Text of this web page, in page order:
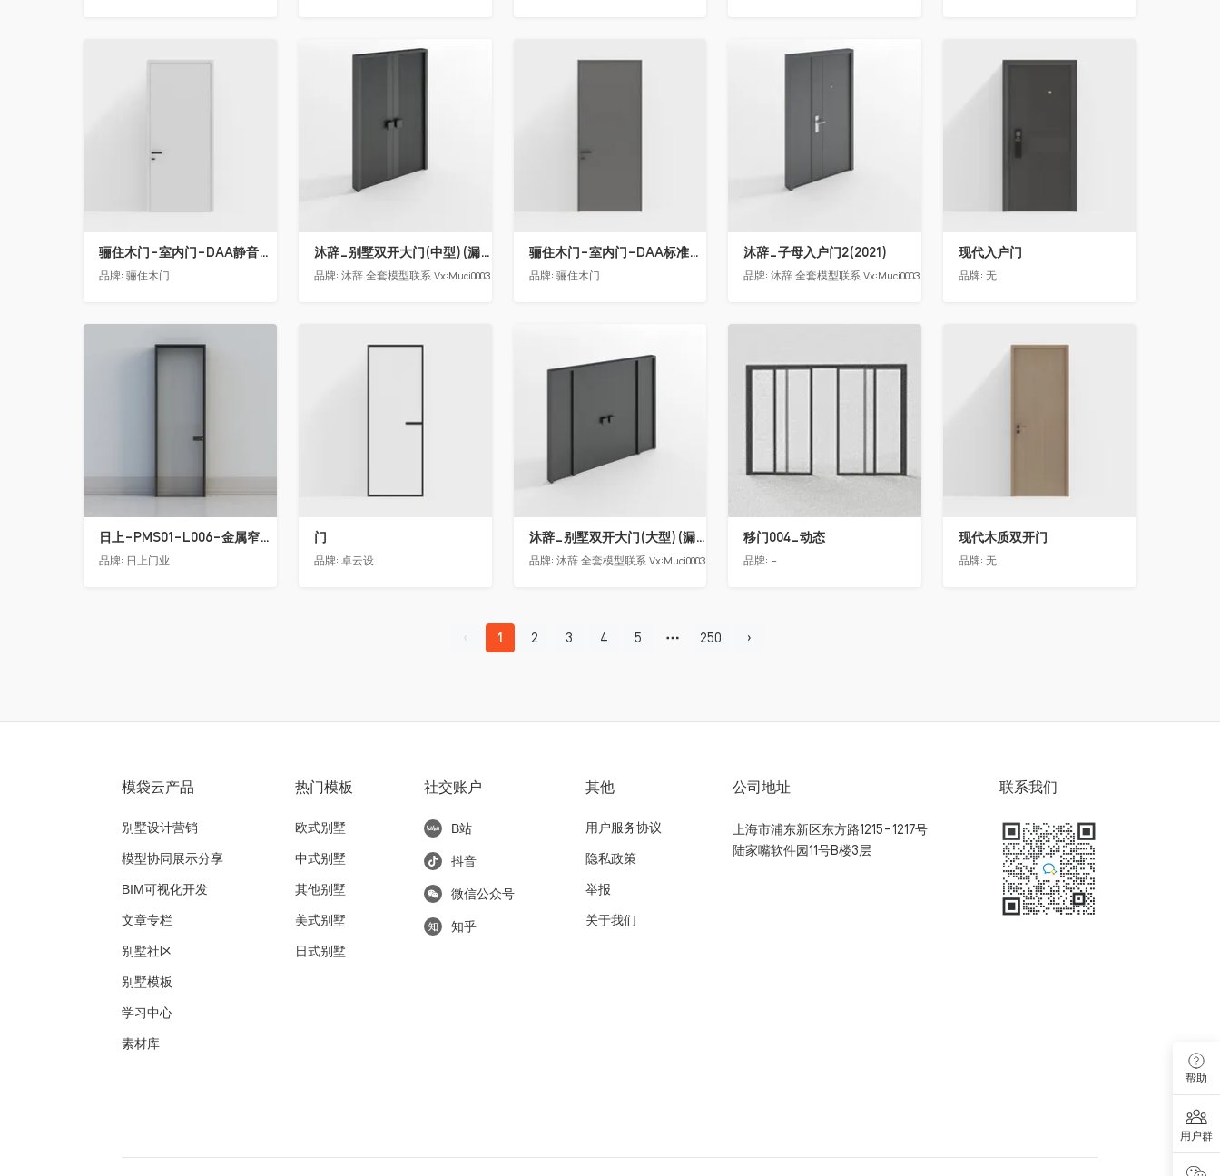
骊住木门-室内门-DAA静音门-YY漆白色-方形把手
品牌: 骊住木门
沐辞_别墅双开大门(中型)(漏光加厚度)
品牌: 沐辞 全套模型联系 Vx:Muci0003
骊住木门-室内门-DAA标准门-方形把手-2350-灰色
品牌: 骊住木门
沐辞_子母入户门2(2021)
品牌:沐辞 全套模型联系 Vx:Muci0003
收藏
现代入户门
品牌:无
收藏
日上-PMS01-L006-金属窄边玻璃门
品牌: 日上门业
门
品牌: 卓云设
沐辞_别墅双开大门(大型)(漏光加厚度)
品牌: 沐辞 全套模型联系 Vx:Muci0003
移门004_动态
品牌: -
现代木质双开门
品牌:无
1 2 3 4 5 250
模袋云产品
别墅设计营销
模型协同展示分享
BIM可视化开发
文章专栏
别墅社区
别墅模板
学习中心
素材库
热门模板
欧式别墅
中式别墅
其他别墅
美式别墅
日式别墅
社交账户
B站
抖音
微信公众号
知乎
其他
用户服务协议
隐私政策
举报
关于我们
公司地址
上海市浦东新区东方路1215-1217号
陆家嘴软件园11号B楼3层
联系我们
帮助
用户群